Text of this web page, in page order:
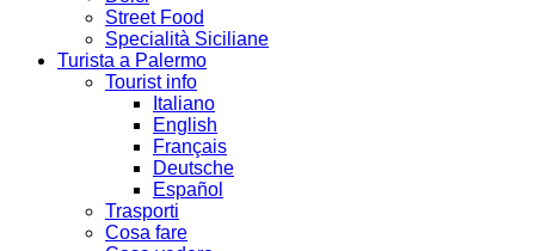
Street Food
Specialità Siciliane
Turista a Palermo
Tourist info
Italiano
English
Français
Deutsche
Español
Trasporti
Cosa fare